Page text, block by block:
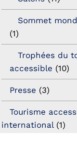
Sommet
(1)
Trophées du
accessible (10)
Presse (3)
Tourisme
international(1)